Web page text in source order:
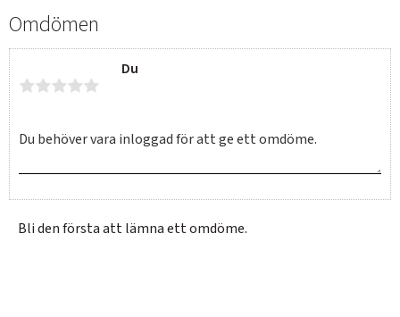
Omdömen
Du
Bli den första att lämna ett omdöme.